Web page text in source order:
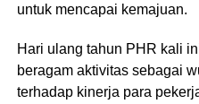
untuk mencapai kemajuan.
Hari ulang tahun PHR kali
beragam aktivitas sebagai
terhadap kinerja para